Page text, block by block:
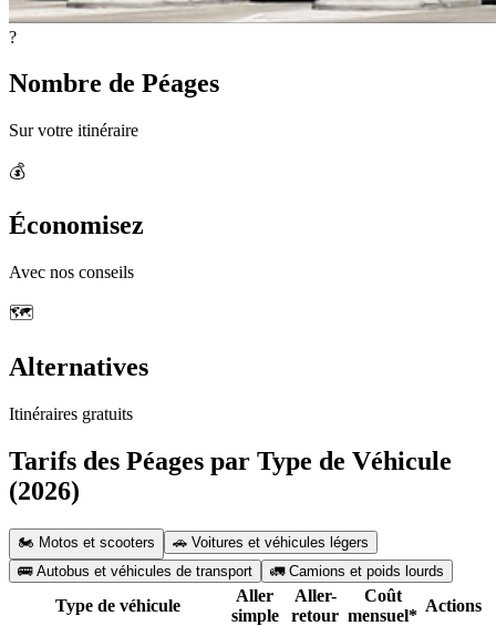
?
Nombre de Péages
Sur votre itinéraire
💰
Économisez
Avec nos conseils
🗺️
Alternatives
Itinéraires gratuits
Tarifs des Péages par Type de Véhicule
(2026)
🏍️ Motos et scooters
🚗 Voitures et véhicules légers
🚌 Autobus et véhicules de transport
🚛 Camions et poids lourds
Type de véhicule
Aller
simple
Aller-
retour
Coût
mensuel*
Actions